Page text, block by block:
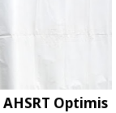
Optimis